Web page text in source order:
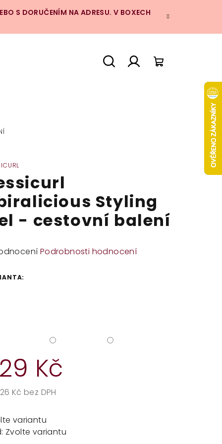
S DORUČENÍM NA ADRESU. V BOXECH
Styling
- cestovní balení
Podrobnosti hodnocení
Kč
Kč bez DPH
variantu
Zvolte variantu